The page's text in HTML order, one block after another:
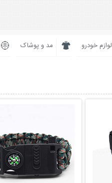
لوازم خودرو مد و پوشاک